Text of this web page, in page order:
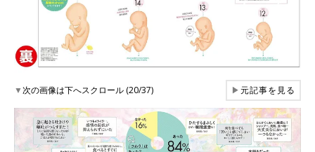
▼次の画像は下へスクロール (20/37) ▶元記事を見る